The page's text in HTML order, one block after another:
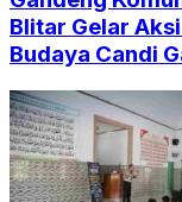
Blitar Gelar
Budaya Candi